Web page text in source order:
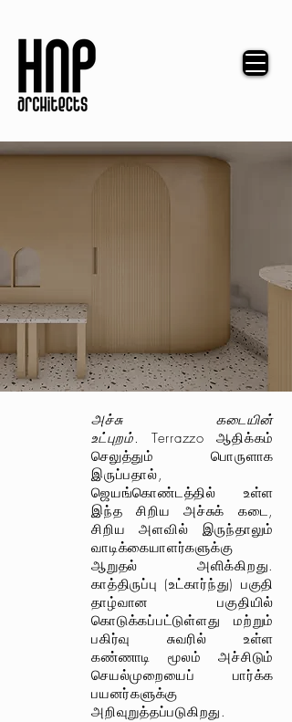
அச்சு கடையின்
உட்புறம்.
Terrazzo ஆதிக்கம்
செலுத்தும் பொருளாக
இருப்பதால்,
ஜெயங்கொண்டத்தில் உள்ள
இந்த சிறிய அச்சுக் கடை,
சிறிய அளவில் இருந்தாலும்
வாடிக்கையாளர்களுக்கு
ஆறுதல் அளிக்கிறது.
காத்திருப்பு (உட்கார்ந்து) பகுதி
தாழ்வான பகுதியில்
கொடுக்கப்பட்டுள்ளது மற்றும்
பகிர்வு சுவரில் உள்ள
கண்ணாடி மூலம் அச்சிடும்
செயல்முறையைப் பார்க்க
பயனர்களுக்கு
அறிவுறுத்தப்படுகிறது.